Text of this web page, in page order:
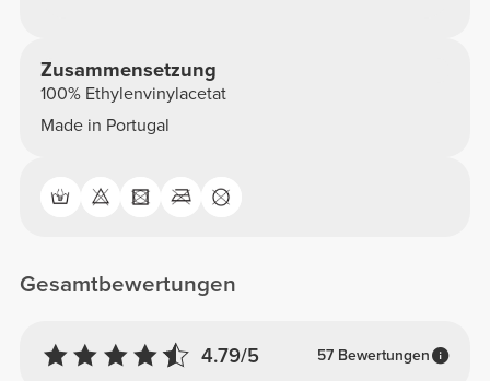
Zusammensetzung
100% Ethylenvinylacetat
Made in Portugal
Gesamtbewertungen
4.79/5 57 Bewertungen